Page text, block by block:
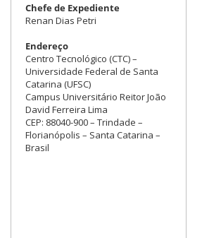
Chefe de Expediente
Renan Dias Petri
Endereço
Centro Tecnológico (CTC) –
Universidade Federal de Santa
Catarina (UFSC)
Campus Universitário Reitor João
David Ferreira Lima
CEP: 88040-900 – Trindade –
Florianópolis – Santa Catarina –
Brasil